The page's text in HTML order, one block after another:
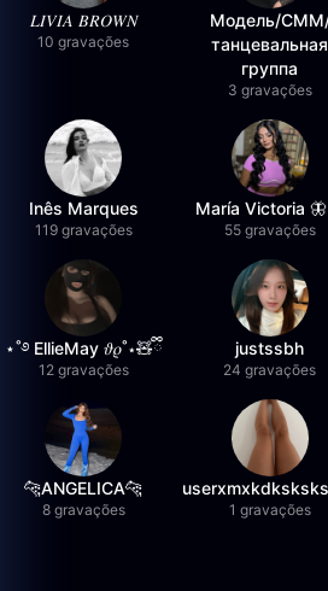
𝐿𝐼𝑉𝐼𝐴 𝐵𝑅𝑂𝑊𝑁
10 gravações
Модель/
танцевальная
группа
3 gravações
Inês Marques
119 gravações
María Victoria
55 gravações
⋆˚࿔ EllieMay 𝜗𝜚˚⋆🧸ྀི
12 gravações
justssbh
24 gravações
🐆ANGELICA🐆
8 gravações 1 gravações